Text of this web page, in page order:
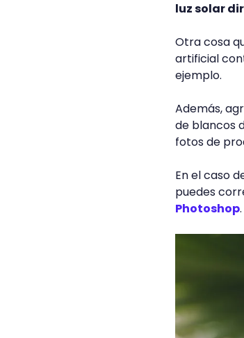
luz solar
Otra cosa
artificial
ejemplo.
Además,
de blancos
fotos de
En el caso
puedes
Photoshop.